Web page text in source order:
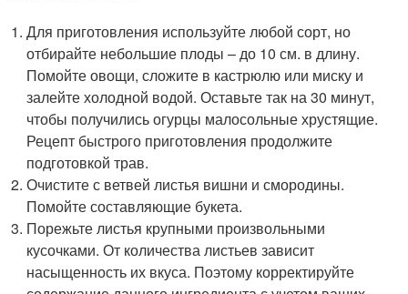
Для приготовления используйте любой сорт, но
отбирайте небольшие плоды – до 10 см. в длину.
Помойте овощи, сложите в кастрюлю или миску и
залейте холодной водой. Оставьте так на 30 минут,
чтобы получились огурцы малосольные хрустящие.
Рецепт быстрого приготовления продолжите
подготовкой трав.
Очистите с ветвей листья вишни и смородины.
Помойте составляющие букета.
Порежьте листья крупными произвольными
кусочками. От количества листьев зависит
насыщенность их вкуса. Поэтому корректируйте